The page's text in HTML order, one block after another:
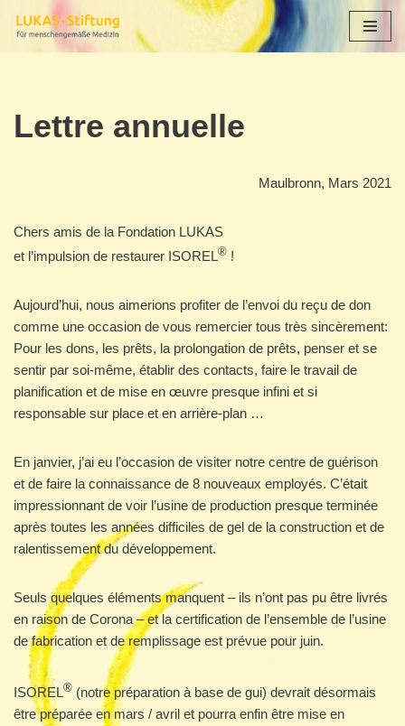
Lettre annuelle
Maulbronn, Mars 2021
Chers amis de la Fondation LUKAS
et l’impulsion de restaurer ISOREL® !
Aujourd’hui, nous aimerions profiter de l’envoi du reçu de don
comme une occasion de vous remercier tous très sincèrement:
Pour les dons, les prêts, la prolongation de prêts, penser et se
sentir par soi-même, établir des contacts, faire le travail de
planification et de mise en œuvre presque infini et si
responsable sur place et en arrière-plan …
En janvier, j’ai eu l’occasion de visiter notre centre de guérison
et de faire la connaissance de 8 nouveaux employés. C’était
impressionnant de voir l’usine de production presque terminée
après toutes les années difficiles de gel de la construction et de
ralentissement du développement.
Seuls quelques éléments manquent – ils n’ont pas pu être livrés
en raison de Corona – et la certification de l’ensemble de l’usine
de fabrication et de remplissage est prévue pour juin.
ISOREL® (notre préparation à base de gui) devrait désormais
être préparée en mars / avril et pourra enfin être mise en